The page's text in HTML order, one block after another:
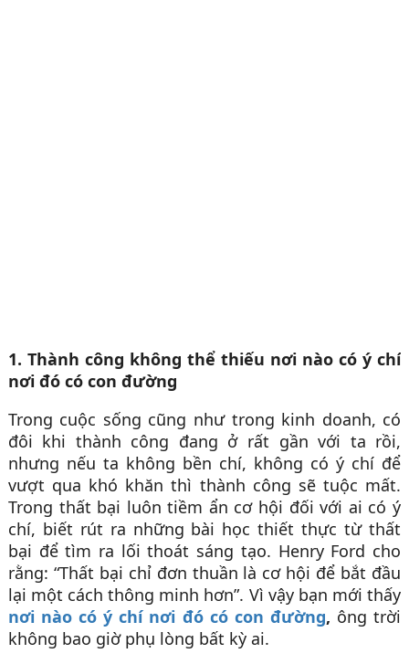
1. Thành công không thể thiếu nơi nào có ý chí
nơi đó có con đường
Trong cuộc sống cũng như trong kinh doanh, có
đôi khi thành công đang ở rất gần với ta rồi,
nhưng nếu ta không bền chí, không có ý chí để
vượt qua khó khăn thì thành công sẽ tuộc mất.
Trong thất bại luôn tiềm ẩn cơ hội đối với ai có ý
chí, biết rút ra những bài học thiết thực từ thất
bại để tìm ra lối thoát sáng tạo. Henry Ford cho
rằng: “Thất bại chỉ đơn thuần là cơ hội để bắt đầu
lại một cách thông minh hơn”. Vì vậy bạn mới thấy
nơi nào có ý chí nơi đó có con đường, ông trời
không bao giờ phụ lòng bất kỳ ai.